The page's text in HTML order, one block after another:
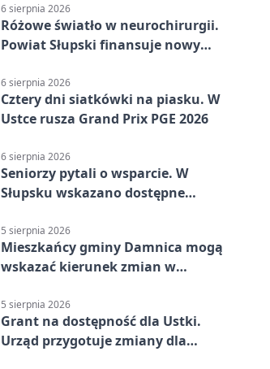
6 sierpnia 2026
Różowe światło w neurochirurgii.
Powiat Słupski finansuje nowy
6 sierpnia 2026
Cztery dni siatkówki na piasku. W
Ustce rusza Grand Prix PGE 2026
6 sierpnia 2026
Seniorzy pytali o wsparcie. W
Słupsku wskazano dostępne
5 sierpnia 2026
Mieszkańcy gminy Damnica mogą
wskazać kierunek zmian w
5 sierpnia 2026
Grant na dostępność dla Ustki.
Urząd przygotuje zmiany dla